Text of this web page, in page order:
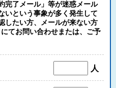
完了メール」等が迷惑メール
いという事象が多く発生して
したい方、メールが来ない方
てお問い合わせまたは、ご予
人